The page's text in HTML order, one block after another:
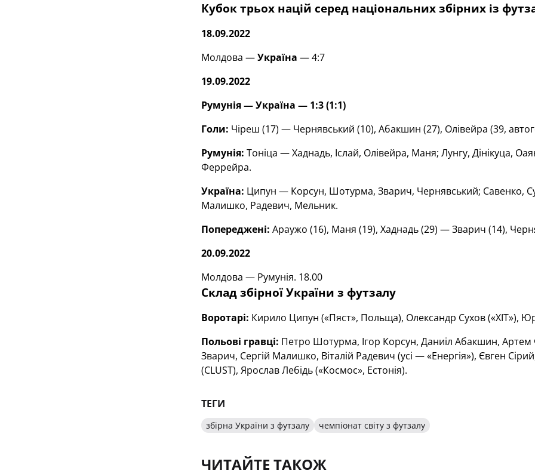
Кубок трьох націй серед національних збірних із
18.09.2022
Молдова —Україна — 4:7
19.09.2022
Румунія — Україна — 1:3 (1:1)
Голи: Чіреш (17) — Чернявський (10), Абакшин (27), Олівейра (39,
Румунія: Тоніца — Хаднадь, Іслай, Олівейра, Маня; Лунгу, Дінікуца,
Феррейра.
Україна: Ципун — Корсун, Шотурма, Зварич, Чернявський; Савенко,
Малишко, Радевич, Мельник.
Попереджені: Араужо (16), Маня (19), Хаднадь (29) — Зварич (14),
20.09.2022
Молдова — Румунія. 18.00
Склад збірної України з футзалу
Воротарі: Кирило Ципун («Пяст», Польща), Олександр Сухов («ХІТ»),
Польові гравці: Петро Шотурма, Ігор Корсун, Даниіл Абакшин,
Зварич, Сергій Малишко, Віталій Радевич (усі — «Енергія»), Євген
(CLUST), Ярослав Лебідь («Космос», Естонія).
ТЕГИ
збірна України з футзалу чемпіонат світу з футзалу
ЧИТАЙТЕ ТАКОЖ